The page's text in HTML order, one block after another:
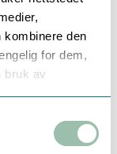
kombinere den
for dem,
bruk av